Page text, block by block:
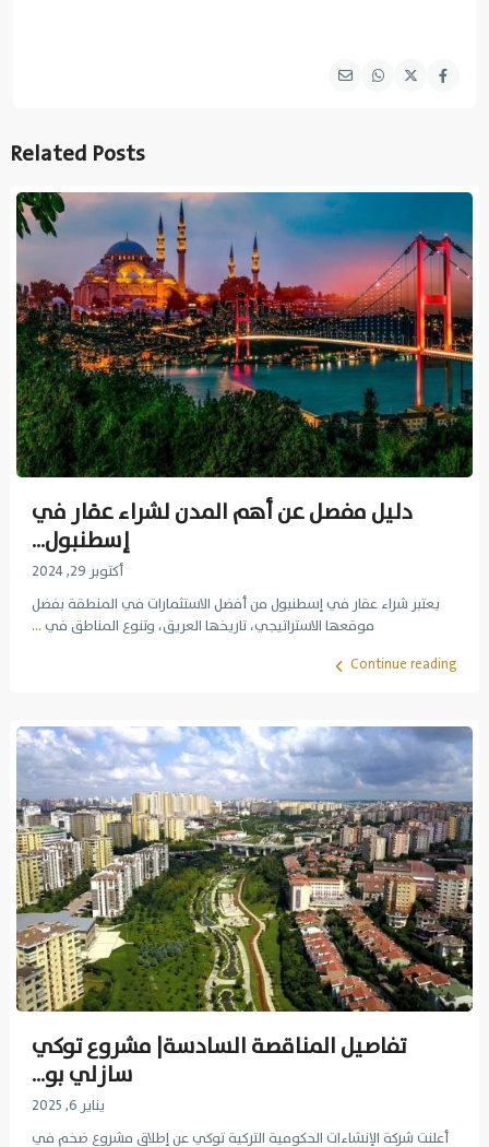
Related Posts
دليل مفصل عن أهم المدن لشراء عقار في
إسطنبول...
أكتوبر 29, 2024
يعتبر شراء عقار في إسطنبول من أفضل الاستثمارات في المنطقة بفضل
موقعها الاستراتيجي، تاريخها العريق، وتنوع المناطق في...
Continue reading
تفاصيل المناقصة السادسة| مشروع توكي
سازلي بو...
يناير 6, 2025
أعلنت شركة الإنشاءات الحكومية التركية توكي عن إطلاق مشروع ضخم في